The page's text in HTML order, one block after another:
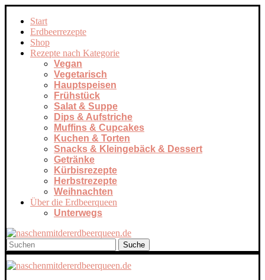
Start
Erdbeerrezepte
Shop
Rezepte nach Kategorie
Vegan
Vegetarisch
Hauptspeisen
Frühstück
Salat & Suppe
Dips & Aufstriche
Muffins & Cupcakes
Kuchen & Torten
Snacks & Kleingebäck & Dessert
Getränke
Kürbisrezepte
Herbstrezepte
Weihnachten
Über die Erdbeerqueen
Unterwegs
Suche